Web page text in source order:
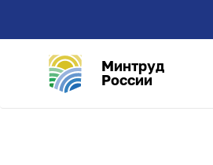
Минтруд
России